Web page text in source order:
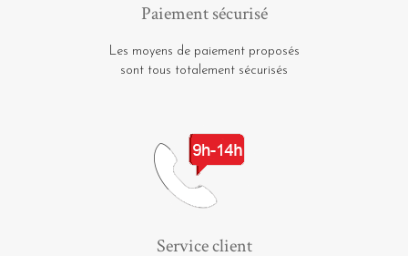
Paiement sécurisé
Les moyens de paiement proposés
sont tous totalement sécurisés
Service client